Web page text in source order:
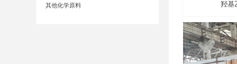
其他化学原料 羟基